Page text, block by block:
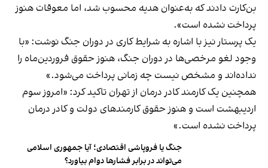
بن‌کارت دادند که به‌عنوان هدیه محسوب شد، اما معوقات هنوز
پرداخت نشده است».
یک پرستار نیز با اشاره به شرایط کاری در دوران جنگ نوشت: «با
وجود لغو مرخصی‌ها در دوران جنگ، هنوز حقوق فروردین‌ماه را
نداده‌اند و مشخص نیست چه زمانی پرداخت می‌شود.»
همچنین یک کارمند کادر درمان از تهران تاکید کرد: «امروز سوم
اردیبهشت است و هنوز حقوق کارمندهای دولت و کادر درمان
پرداخت نشده است.»
جنگ یا فروپاشی اقتصادی؛ آیا جمهوری اسلامی
می‌تواند در برابر فشارها دوام بیاورد؟